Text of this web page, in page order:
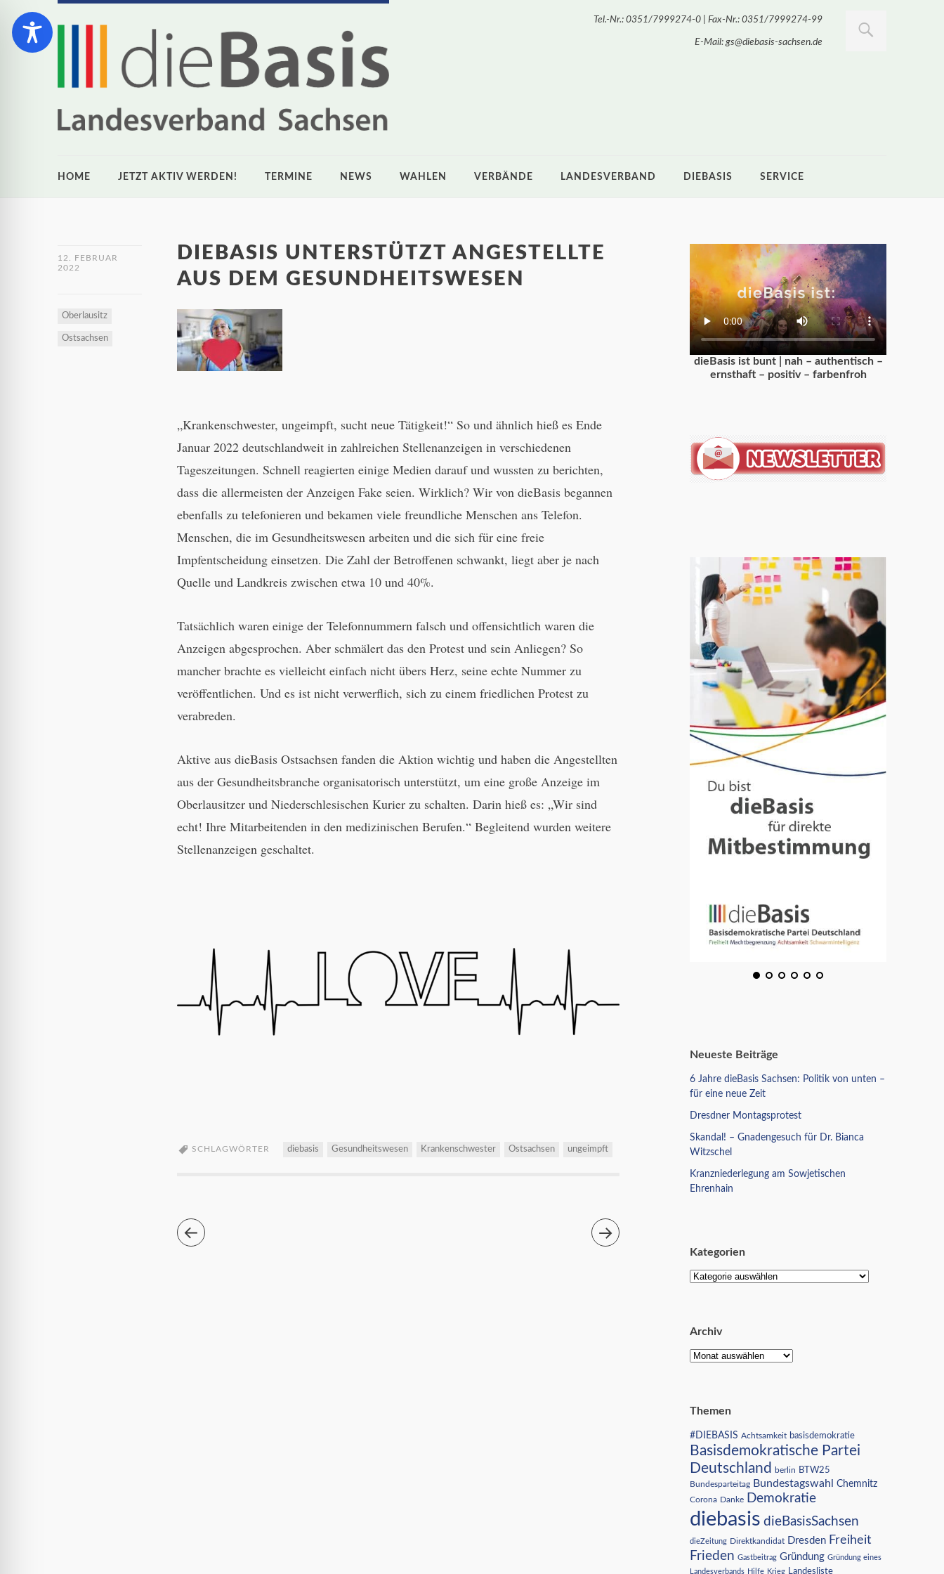
Tel.-Nr.: 0351/7999274-0 | Fax-Nr.: 0351/7999274-99
E-Mail: gs@diebasis-sachsen.de
HOME JETZT AKTIV WERDEN! TERMINE NEWS WAHLEN VERBÄNDE LANDESVERBAND DIEBASIS SERVICE
12. FEBRUAR
2022
Oberlausitz
Ostsachsen
DIEBASIS UNTERSTÜTZT ANGESTELLTE
AUS DEM GESUNDHEITSWESEN
„Krankenschwester, ungeimpft, sucht neue Tätigkeit!“ So und ähnlich hieß es Ende
Januar 2022 deutschlandweit in zahlreichen Stellenanzeigen in verschiedenen
Tageszeitungen. Schnell reagierten einige Medien darauf und wussten zu berichten,
dass die allermeisten der Anzeigen Fake seien. Wirklich? Wir von dieBasis begannen
ebenfalls zu telefonieren und bekamen viele freundliche Menschen ans Telefon.
Menschen, die im Gesundheitswesen arbeiten und die sich für eine freie
Impfentscheidung einsetzen. Die Zahl der Betroffenen schwankt, liegt aber je nach
Quelle und Landkreis zwischen etwa 10 und 40%.
Tatsächlich waren einige der Telefonnummern falsch und offensichtlich waren die
Anzeigen abgesprochen. Aber schmälert das den Protest und sein Anliegen? So
mancher brachte es vielleicht einfach nicht übers Herz, seine echte Nummer zu
veröffentlichen. Und es ist nicht verwerflich, sich zu einem friedlichen Protest zu
verabreden.
Aktive aus dieBasis Ostsachsen fanden die Aktion wichtig und haben die Angestellten
aus der Gesundheitsbranche organisatorisch unterstützt, um eine große Anzeige im
Oberlausitzer und Niederschlesischen Kurier zu schalten. Darin hieß es: „Wir sind
echt! Ihre Mitarbeitenden in den medizinischen Berufen.“ Begleitend wurden weitere
Stellenanzeigen geschaltet.
SCHLAGWÖRTER diebasis Gesundheitswesen Krankenschwester Ostsachsen ungeimpft
dieBasis ist bunt | nah – authentisch –
ernsthaft – positiv – farbenfroh
Neueste Beiträge
6 Jahre dieBasis Sachsen: Politik von unten –
für eine neue Zeit
Dresdner Montagsprotest
Skandal! – Gnadengesuch für Dr. Bianca
Witzschel
Kranzniederlegung am Sowjetischen
Ehrenhain
Kategorien
Archiv
Themen
#DIEBASIS Achtsamkeit basisdemokratie
Basisdemokratische Partei
Deutschland
berlin BTW25
Bundesparteitag Bundestagswahl Chemnitz
Corona Danke Demokratie
diebasis dieBasisSachsen
dieZeitung Direktkandidat Dresden Freiheit
Frieden Gastbeitrag Gründung Gründung eines
Landesverbands Hilfe Krieg Landesliste